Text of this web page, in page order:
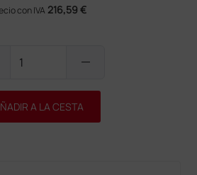
con IVA 216,59 €
remove
A LA CESTA